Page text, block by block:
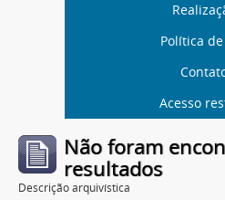
Política
Acesso
Não foram
resultados
Descrição arquivística